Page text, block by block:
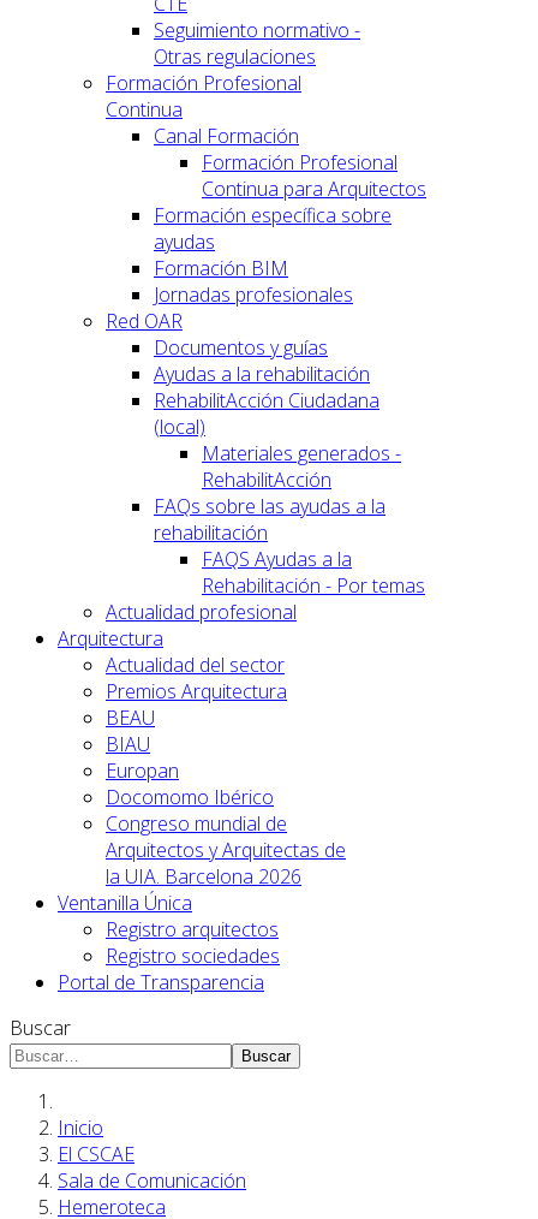
Seguimiento normativo -
Otras regulaciones
Formación Profesional
Continua
Canal Formación
Formación Profesional
Continua para Arquitectos
Formación específica sobre
ayudas
Formación BIM
Jornadas profesionales
Red OAR
Documentos y guías
Ayudas a la rehabilitación
RehabilitAcción Ciudadana
(local)
Materiales generados -
RehabilitAcción
FAQs sobre las ayudas a la
rehabilitación
FAQS Ayudas a la
Rehabilitación - Por temas
Actualidad profesional
Arquitectura
Actualidad del sector
Premios Arquitectura
BEAU
BIAU
Europan
Docomomo Ibérico
Congreso mundial de
Arquitectos y Arquitectas de
la UIA. Barcelona 2026
Ventanilla Única
Registro arquitectos
Registro sociedades
Portal de Transparencia
Buscar
Buscar
Inicio
El CSCAE
Sala de Comunicación
Hemeroteca